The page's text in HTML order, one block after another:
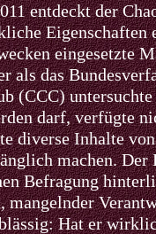
entdeckt der
eingesetzte
als das
(CCC)
darf, verfügte
diverse Inhalte
machen.
Befragung
mangelnder
Hat er